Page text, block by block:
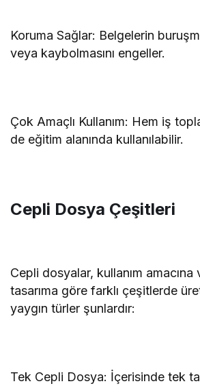
Koruma Sağlar: Belgelerin
veya kaybolmasını engeller.
Çok Amaçlı Kullanım: Hem iş
de eğitim alanında kullanılabilir.
Cepli Dosya Çeşitleri
Cepli dosyalar, kullanım
tasarıma göre farklı çeşitlerde
yaygın türler şunlardır:
Tek Cepli Dosya: İçerisinde tek